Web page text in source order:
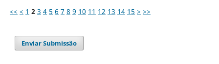
<< < 1 2 3 4 5 6 7 8 9 10 11 12 13 14 15 > >>
Enviar Submissão